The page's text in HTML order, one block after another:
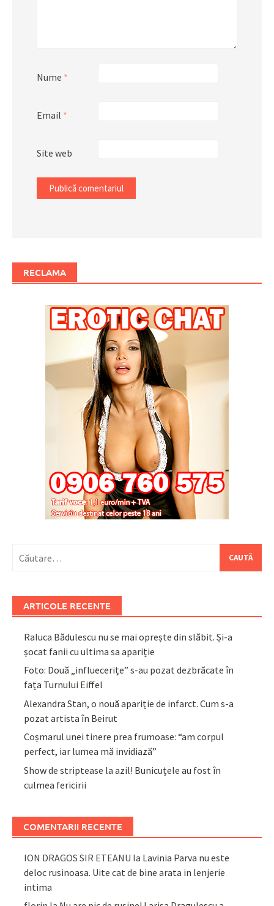
Nume *
Email *
Site web
RECLAMA
după:
ARTICOLE RECENTE
Raluca Bădulescu nu se mai oprește din slăbit. Și-a
șocat fanii cu ultima sa apariție
Foto: Două „influecerițe” s-au pozat dezbrăcate în
fața Turnului Eiffel
Alexandra Stan, o nouă apariție de infarct. Cum s-a
pozat artista în Beirut
Coșmarul unei tinere prea frumoase: “am corpul
perfect, iar lumea mă invidiază”
Show de striptease la azil! Bunicuțele au fost în
culmea fericirii
COMENTARII RECENTE
ION DRAGOS SIR ETEANU la Lavinia Parva nu este
deloc rusinoasa. Uite cat de bine arata in lenjerie
intima